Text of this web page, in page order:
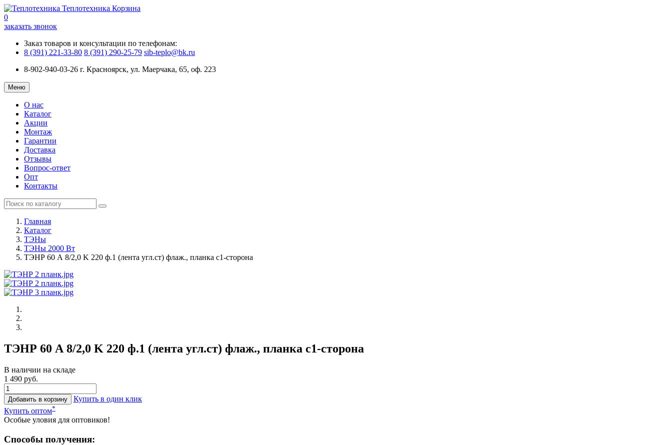
Теплотехника Корзина
0
заказать звонок
Заказ товаров и консультации по телефонам:
8 (391) 221-33-80 8 (391) 290-25-79 sib-teplo@bk.ru
8-902-940-03-26 г. Красноярск, ул. Маерчака, 65, оф. 223
Меню
О нас
Каталог
Акции
Монтаж
Гарантии
Доставка
Отзывы
Вопрос-ответ
Опт
Контакты
Главная
Каталог
ТЭНы
ТЭНы 2000 Вт
ТЭНР 60 А 8/2,0 K 220 ф.1 (лента угл.ст) флаж., планка с1-сторона
ТЭНР 60 А 8/2,0 K 220 ф.1 (лента угл.ст) флаж., планка с1-сторона
В наличии на складе
1 490 руб.
Добавить в корзину
Купить в один клик
Купить оптом*
Особые уловия для оптовиков!
Способы получения: